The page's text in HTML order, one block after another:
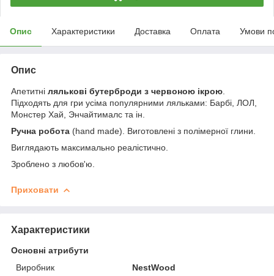
Опис Характеристики Доставка Оплата Умови
Опис
Апетитні лялькові бутерброди з червоною ікрою
Підходять для гри усіма популярними ляльками: Барбі, ЛОЛ,
Монстер Хай, Энчайтималс та ін.
Ручна робота (hand made). Виготовлені з полімерної глини.
Виглядають максимально реалістично.
Зроблено з любов'ю.
Приховати
Характеристики
Основні атрибути
Виробник
NestWood